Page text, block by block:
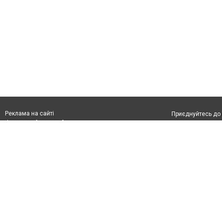
Реклама на сайті
Франшиза "CitySites"
Приєднуйтесь до